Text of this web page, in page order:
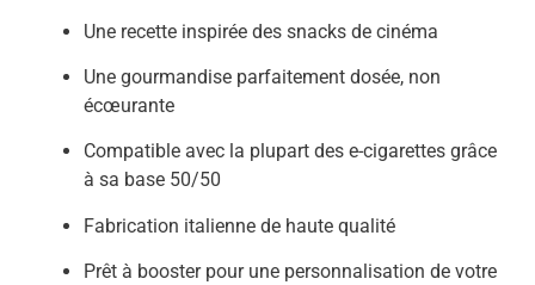
Une recette inspirée des snacks de cinéma
Une gourmandise parfaitement dosée, non
écœurante
Compatible avec la plupart des e-cigarettes grâce
à sa base 50/50
Fabrication italienne de haute qualité
Prêt à booster pour une personnalisation de votre